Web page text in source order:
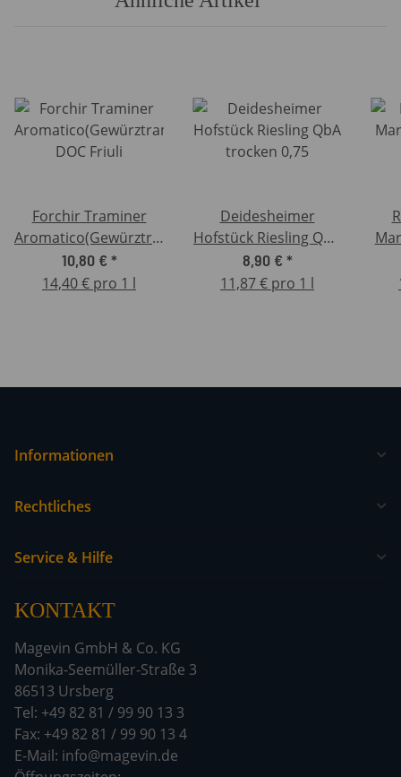
Forchir Traminer
Aromatico(Gewürztraminer)
DOC Friuli
10,80 € *
14,40 € pro 1 l
Deidesheimer
Hofstück Riesling QbA
trocken 0,75
8,90 € *
11,87 € pro 1 l
Informationen
Rechtliches
Service & Hilfe
KONTAKT
Magevin GmbH & Co. KG
Monika-Seemüller-Straße 3
86513 Ursberg
Tel: +49 82 81 / 99 90 13 3
Fax: +49 82 81 / 99 90 13 4
E-Mail: info@magevin.de